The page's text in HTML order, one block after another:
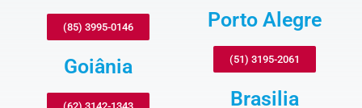
(85) 3995-0146
Goiânia
Porto Alegre
(51) 3195-2061
Brasilia